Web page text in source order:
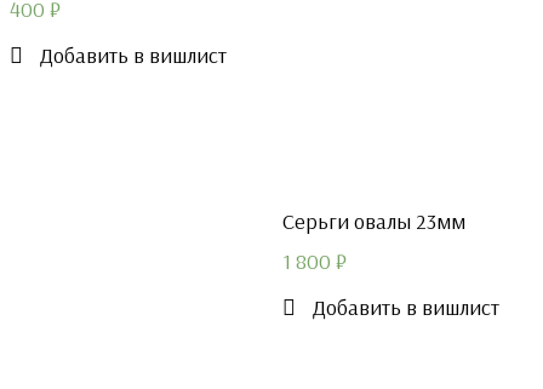
400 ₽
Добавить в вишлист
Серьги овалы 23мм
1 800 ₽
Добавить в вишлист